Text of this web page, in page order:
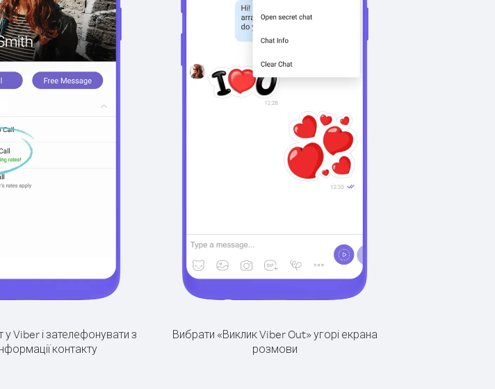
у Viber і зателефонувати з
контакту
Вибрати «Виклик Viber Out» угорі екрана
розмови